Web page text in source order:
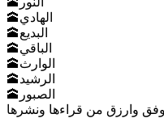
🕋الهادي
🕋البديع
🕋الباقي
🕋الوارث
🕋الرشيد
🕋الصبور